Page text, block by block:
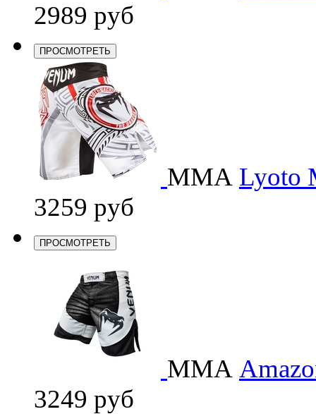
2989 руб
ПРОСМОТРЕТЬ
ММА Lyoto
3259 руб
ПРОСМОТРЕТЬ
ММА
3249 руб